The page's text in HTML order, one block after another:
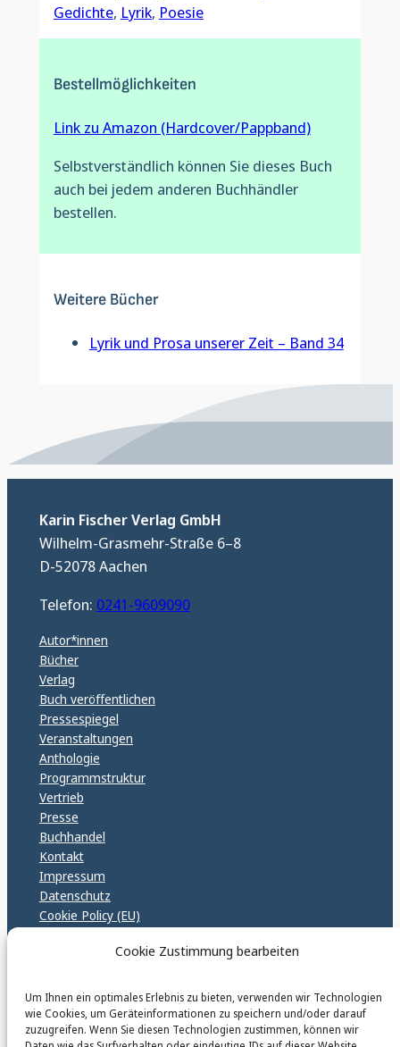
Cookie Zustimmung bearbeiten
Um Ihnen ein optimales Erlebnis zu bieten, verwenden wir Technologien
wie Cookies, um Geräteinformationen zu speichern und/oder darauf
zuzugreifen. Wenn Sie diesen Technologien zustimmen, können wir
Gedichte, Lyrik, Poesie
Bestellmöglichkeiten
Link zu Amazon (Hardcover/Pappband)
Selbstverständlich können Sie dieses Buch
auch bei jedem anderen Buchhändler
bestellen.
Weitere Bücher
Lyrik und Prosa unserer Zeit – Band 34
Karin Fischer Verlag GmbH
Wilhelm-Grasmehr-Straße 6–8
D-52078 Aachen
Telefon: 0241-9609090
Autor*innen
Bücher
Verlag
Buch veröffentlichen
Pressespiegel
Veranstaltungen
Anthologie
Programmstruktur
Vertrieb
Presse
Buchhandel
Kontakt
Impressum
Datenschutz
Cookie Policy (EU)
karinfischerverlag_ac
@karinfischerverlag_ac